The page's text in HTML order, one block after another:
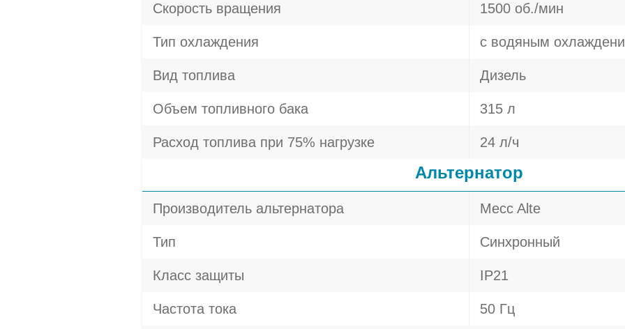
Скорость вращения 1500 об./мин
Тип охлаждения с водяным
Вид топлива Дизель
Объем топливного бака 315 л
Расход топлива при 75% нагрузке 24 л/ч
Альтернатор
Производитель альтернатора Mecc Alte
Тип Синхронный
Класс защиты IP21
Частота тока 50 Гц